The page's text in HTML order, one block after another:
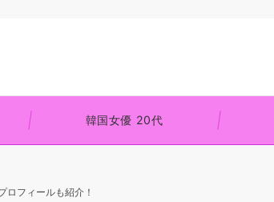
韓国女優 20代
ロフィールも紹介！